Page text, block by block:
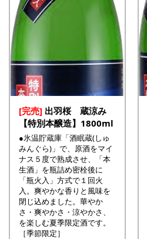
[完売] 出羽桜 蔵涼み
【特別本醸造】1800ml
●氷温貯蔵庫「酒眠蔵(しゅ
みんぐら)」で、原酒をマイ
ナス５度で熟成させ、「本
生酒」を瓶詰め密栓後に
「瓶火入」方式で１回火
入。爽やかな香りと風味を
閉じ込めました。華やか
さ・爽やかさ・涼やかさ、
を楽しむ夏季限定酒です。
［季節限定］